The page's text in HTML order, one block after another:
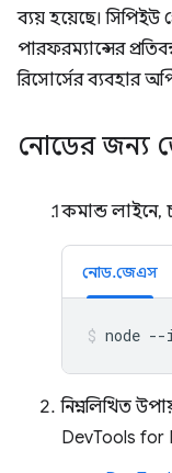
ব্যয় হয়েছে।
পারফরম্যান্সের
রিসোর্সের ব্যবহার
নোডের জন্য
কমান্ড লাইনে,
নোড.জেএস
node --
নিম্নলিখিত
DevTools